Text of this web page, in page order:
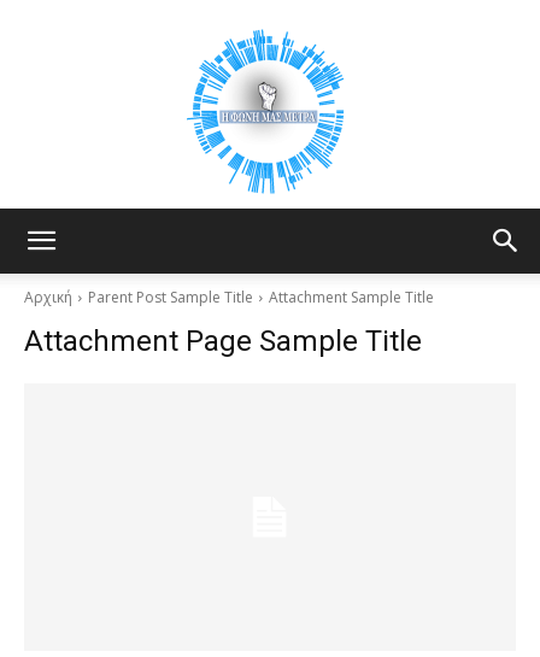
Αρχική Parent Post Sample Title Attachment Sample Title
Attachment Page Sample Title